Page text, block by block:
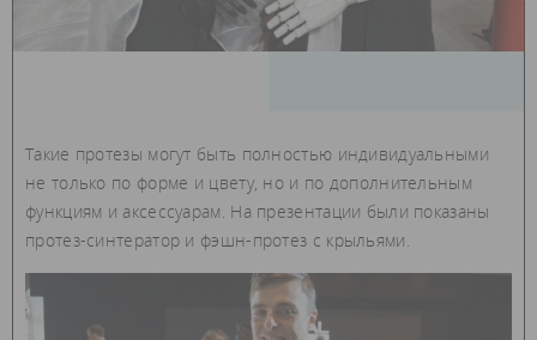
Такие протезы могут быть полностью индивидуальными
не только по форме и цвету, но и по дополнительным
функциям и аксессуарам. На презентации были показаны
протез-синтератор и фэшн-протез с крыльями.